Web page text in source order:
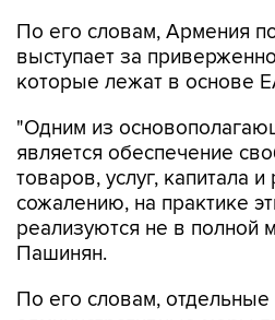
По его словам, Армения
выступает за
которые лежат в основе
"Одним из
является обеспечение
товаров, услуг, капитала
сожалению, на практике
реализуются не в полной
Пашинян.
По его словам, отдельные